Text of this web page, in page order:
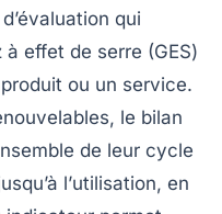
qui
à effet de serre (GES)
ou un service.
le bilan
de leur cycle
l’utilisation, en